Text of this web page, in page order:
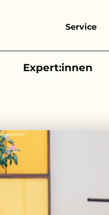
Service
Expert:innen